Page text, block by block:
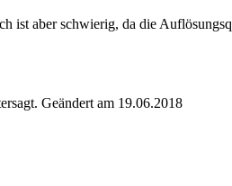
ist aber schwierig, da die
Geändert am 19.06.2018